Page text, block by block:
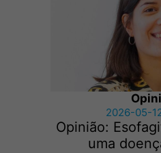
2026-05-
Opinião:
uma